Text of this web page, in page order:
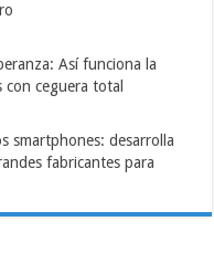
Así funciona la
con ceguera total
smartphones: desarrolla
fabricantes para